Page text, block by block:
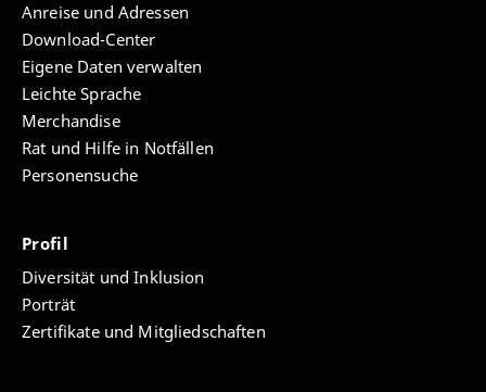
Anreise und Adressen
Download-Center
Eigene Daten verwalten
Leichte Sprache
Merchandise
Rat und Hilfe in Notfällen
Personensuche
Profil
Diversität und Inklusion
Porträt
Zertifikate und Mitgliedschaften